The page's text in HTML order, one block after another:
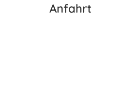
Anfahrt